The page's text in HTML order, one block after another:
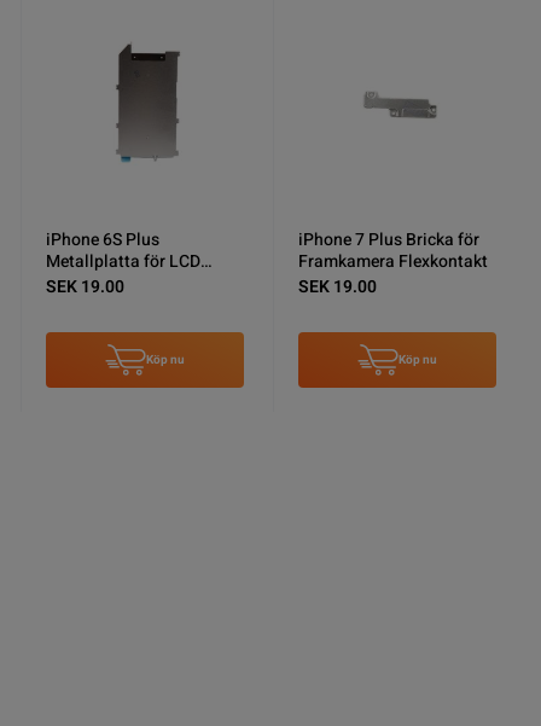
iPhone 7 Plus Bricka för
Framkamera Flexkontakt
SEK 19.00
Köp nu
iPhone 7 Plus
Metallplatta för LCD
Skärm
SEK 19.00
Köp nu